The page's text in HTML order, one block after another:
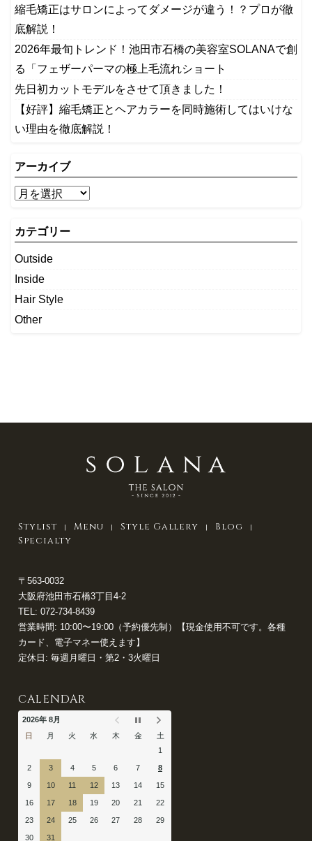
縮毛矯正はサロンによってダメージが違う！？プロが徹
底解説！
2026年最旬トレンド！池田市石橋の美容室SOLANAで創
る「フェザーパーマの極上毛流れショート
先日初カットモデルをさせて頂きました！
【好評】縮毛矯正とヘアカラーを同時施術してはいけな
い理由を徹底解説！
アーカイブ
カテゴリー
Outside
Inside
Hair Style
Other
Stylist Menu Style Gallery
Blog
Specialty
〒563-0032
大阪府池田市石橋3丁目4-2
TEL: 072-734-8439
営業時間: 10:00〜19:00（予約優先制）【現金使用不可です。各種
カード、電子マネー使えます】
定休日: 毎週月曜日・第2・3火曜日
CALENDAR
2026年 8月
日
月 火 水 木 金
土
1
2 3 4 5 6 7 8
9 10 11 12 13 14 15
16 17 18 19 20 21 22
23 24 25 26 27 28 29
30 31